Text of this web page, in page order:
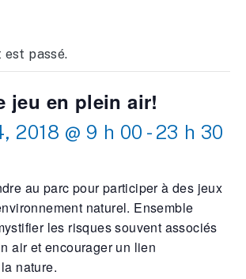
est passé.
jeu en plein air!
2018 @ 9 h 00 - 23 h 30
au parc pour participer à des jeux
naturel. Ensemble
les risques souvent associés
air et encourager un lien
nature.